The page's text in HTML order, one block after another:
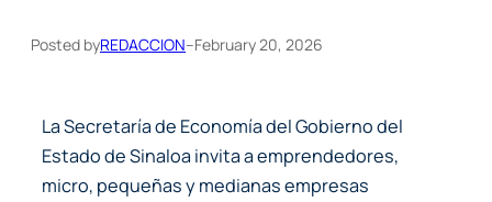
Posted byREDACCION–February 20, 2026
La Secretaría de Economía del Gobierno del
Estado de Sinaloa invita a emprendedores,
micro, pequeñas y medianas empresas